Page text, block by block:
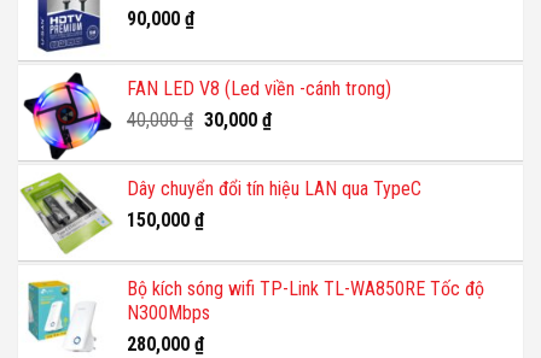
90,000 ₫
FAN LED V8 (Led viền -cánh trong)
40,000₫ Giá
là:
40,000 ₫.
30,000 ₫Giá
tại
là:
Dây chuyển đổi tín hiệu LAN qua TypeC
150,000 ₫
Bộ kích sóng wifi TP-Link TL-WA850RE Tốc độ
N300Mbps
280,000 ₫